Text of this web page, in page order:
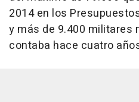
2014 en los
y más de 9.400 militares
contaba hace cuatro